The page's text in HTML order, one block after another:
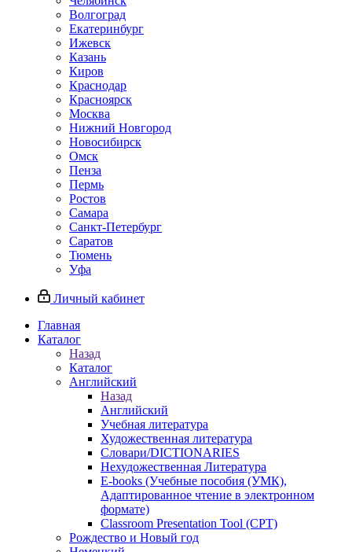
Волгоград
Екатеринбург
Ижевск
Казань
Киров
Краснодар
Красноярск
Москва
Нижний Новгород
Новосибирск
Омск
Пенза
Пермь
Ростов
Самара
Санкт-Петербург
Саратов
Тюмень
Уфа
Личный кабинет
Главная
Каталог
Назад
Каталог
Английский
Назад
Английский
Учебная литература
Художественная литература
Словари/DICTIONARIES
Нехудожественная Литература
E-books (Учебные пособия (УМК),
Адаптированное чтение в электронном
формате)
Classroom Presentation Tool (CPT)
Рождество и Новый год